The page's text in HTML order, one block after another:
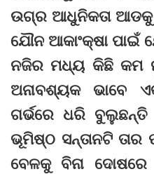
ଉଗ୍ର ଆଧୁନିକତା ଆଡକୁ
ଯୌନ ଆକାଂକ୍ଷା
ନଜିର ମଧ୍ୟ କିଛି କମ
ଅନାବଶ୍ୟକ ଭାବେ
ଗର୍ଭରେ ଧରି
ଭୂମିଷ୍ଠ ସନ୍ତାନଟି
ବେଳକୁ ବିନା